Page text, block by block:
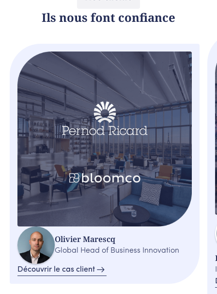
Ils nous font confiance
Olivier Marescq
Global Head of Business Innovation
Découvrir le cas client